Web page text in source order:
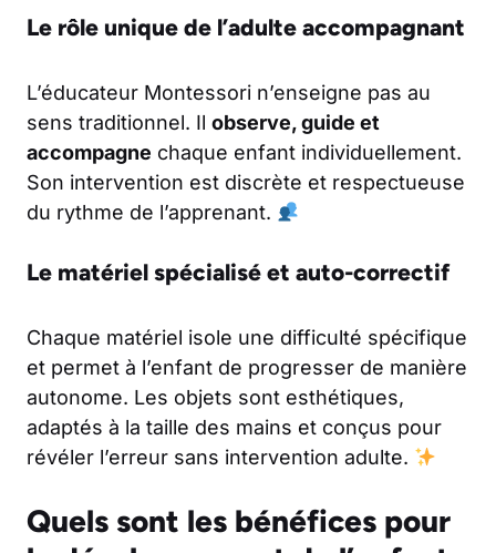
Le rôle unique de l’adulte accompagnant
L’éducateur Montessori n’enseigne pas au
sens traditionnel. Il observe, guide et
accompagne chaque enfant individuellement.
Son intervention est discrète et respectueuse
du rythme de l’apprenant.
Le matériel spécialisé et auto-correctif
Chaque matériel isole une difficulté spécifique
et permet à l’enfant de progresser de manière
autonome. Les objets sont esthétiques,
adaptés à la taille des mains et conçus pour
révéler l’erreur sans intervention adulte.
Quels sont les bénéfices pour